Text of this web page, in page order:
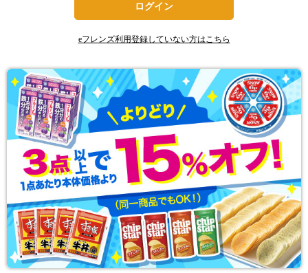
ログイン
eフレンズ利用登録していない方はこちら